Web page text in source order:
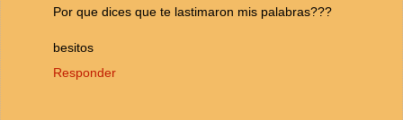
Por que dices que te lastimaron mis palabras???
besitos
Responder